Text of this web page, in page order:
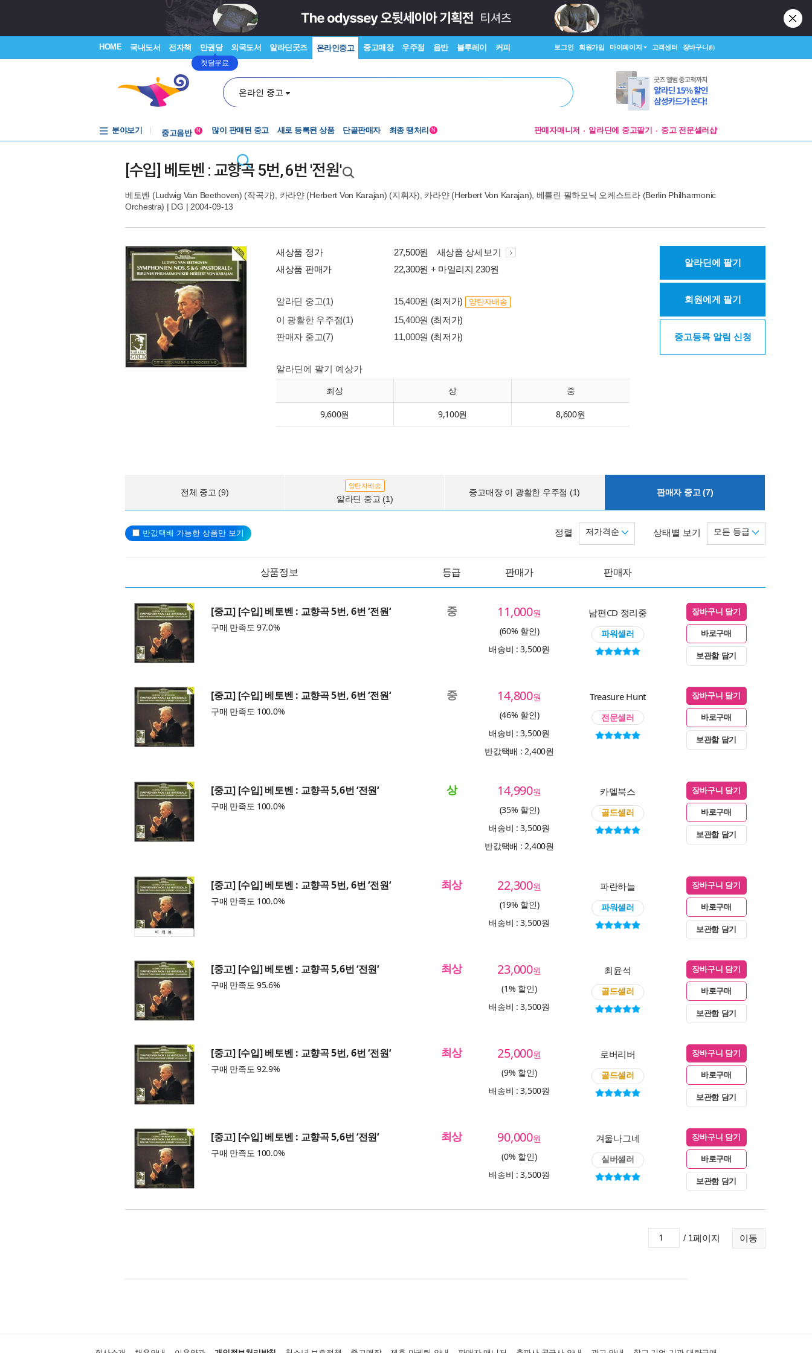
HOME 국내도서 전자책 만권당
첫달무료
외국도서 알라딘굿즈 온라인중고 중고매장 우주점 음반 블루레이 커피 로그인 회원가입 마이페이지 고객센터 장바구니(0)
온라인 중고
분야보기
중고음반
중고음반
N 많이 판매된 중고 새로 등록된 상품 단골판매자 최종 땡처리 N 판매자매니저 알라딘에 중고팔기 중고 전문셀러샵
[수입] 베토벤 : 교향곡 5번, 6번 '전원'
베토벤 (Ludwig Van Beethoven) (작곡가), 카라얀 (Herbert Von Karajan) (지휘자), 카라얀 (Herbert Von Karajan) 베를린 필하모닉 오케스트라 (Berlin Philharmonic
Orchestra) | DG | 2004-09-13
새상품 정가 27,500원
새상품 상세보기
새상품 판매가
22,300원 + 마일리지 230원
알라딘 중고(1) 15,400원 (최저가) 양탄자배송
이 광활한 우주점(1) 15,400원 (최저가)
판매자 중고(7)
11,000원 (최저가)
알라딘에 팔기 예상가
최상 상 중
9,600원 9,100원 8,600원
알라딘에 팔기
회원에게 팔기
중고등록 알림 신청
전체 중고 (9)
양탄자배송
알라딘 중고 (1)
중고매장 이 광활한 우주점 (1) 판매자 중고 (7)
반값택배 가능한 상품만 보기 상태별 보기 모든 등급
정렬 저가격순
상품정보 등급 판매가 판매자
[중고] [수입] 베토벤 : 교향곡 5번, 6번 ‘전원‘
구매 만족도 97.0%
중 11,000원
(60% 할인)
배송비 : 3,500원
남편CD 정리중
파워셀러
장바구니 담기
바로구매
보관함 담기
[중고] [수입] 베토벤 : 교향곡 5번, 6번 ‘전원‘
구매 만족도 100.0%
중 14,800원
(46% 할인)
배송비 : 3,500원
반값택배 : 2,400원
Treasure Hunt
전문셀러
장바구니 담기
바로구매
보관함 담기
[중고] [수입] 베토벤 : 교향곡 5,6번 ‘전원‘
구매 만족도 100.0%
상 14,990원
(35% 할인)
배송비 : 3,500원
반값택배 : 2,400원
카멜북스
골드셀러
장바구니 담기
바로구매
보관함 담기
[중고] [수입] 베토벤 : 교향곡 5번, 6번 ‘전원‘
구매 만족도 100.0%
최상 22,300원
(19% 할인)
배송비 : 3,500원
파란하늘
파워셀러
장바구니 담기
바로구매
보관함 담기
[중고] [수입] 베토벤 : 교향곡 5,6번 ‘전원‘
구매 만족도 95.6%
최상 23,000원
(1% 할인)
배송비 : 3,500원
최윤석
골드셀러
장바구니 담기
바로구매
보관함 담기
[중고] [수입] 베토벤 : 교향곡 5번, 6번 ‘전원‘
구매 만족도 92.9%
최상 25,000원
(9% 할인)
배송비 : 3,500원
로버리버
골드셀러
장바구니 담기
바로구매
보관함 담기
[중고] [수입] 베토벤 : 교향곡 5,6번 ‘전원‘
구매 만족도 100.0%
최상 90,000원
(0% 할인)
배송비 : 3,500원
겨울나그네
실버셀러
장바구니 담기
바로구매
보관함 담기
이동
/ 1페이지